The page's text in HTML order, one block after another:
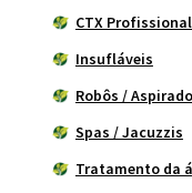
CTX
Insufláveis
Robôs /
Spas / Jacuzzis
Tratamento da